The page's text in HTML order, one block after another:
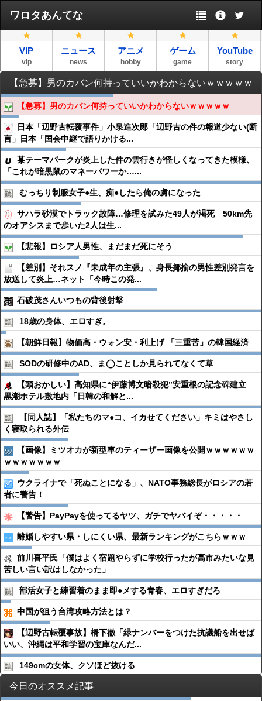
ワロタあんてな
VIP
vip
ニュース
news
アニメ
hobby
ゲーム
game
YouTube
story
【急募】男のカバン何持っていいかわからないｗｗｗｗｗ
【急募】男のカバン何持っていいかわからないｗｗｗｗｗ
日本「辺野古転覆事件」小泉進次郎「辺野古の件の報道少ない(断
言」日本「国会中継で語りかける...
某テーマパークが炎上した件の雲行きが怪しくなってきた模様、
「これが暗黒鼠のマネーパワーか…...
むっちり制服女子●︎生、痴●︎したら俺の虜になった
サハラ砂漠でトラック故障…修理を試みた49人が渇死 50km先
のオアシスまで歩いた2人は生...
【悲報】ロシア人男性、まだまだ死にそう
【差別】それスノ『未成年の主張』、身長揶揄の男性差別発言を
放送して炎上…ネット「今時この発...
石破茂さんいつもの背後射撃
18歳の身体、エロすぎ。
【朝鮮日報】物価高・ウォン安・利上げ 「三重苦」の韓国経済
SODの研修中のAD、ま◯ことしか見られてなくて草
【頭おかしい】高知県に“伊藤博文暗殺犯”安重根の記念碑建立
黒潮ホテル敷地内「日韓の和解と...
【同人誌】「私たちのマ●︎コ、イカせてください」キミはやさし
く寝取られる外伝
【画像】ミツオカが新型車のティーザー画像を公開ｗｗｗｗｗｗ
ｗｗｗｗｗｗｗ
ウクライナで「死ぬことになる」、NATO事務総長がロシアの若
者に警告！
【警告】PayPayを使ってるヤツ、ガチでヤバイぞ・・・・・
離婚しやすい県・しにくい県、最新ランキングがこちらｗｗｗ
前川喜平氏「僕はよく宿題やらずに学校行ったが高市みたいな見
苦しい言い訳はしなかった」
部活女子と練習着のまま即●︎メする青春、エロすぎだろ
中国が狙う台湾攻略方法とは？
【辺野古転覆事故】橋下徹「緑ナンバーをつけた抗議船を出せば
いい、沖縄は平和学習の宝庫なんだ...
149cmの女体、クソほど抜ける
今日のオススメ記事